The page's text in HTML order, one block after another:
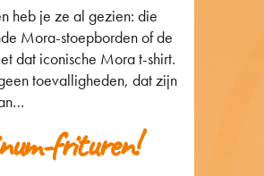
heb je ze al gezien: die
Mora-stoepborden of de
dat iconische Mora t-shirt.
toevalligheden, dat zijn
frituren!